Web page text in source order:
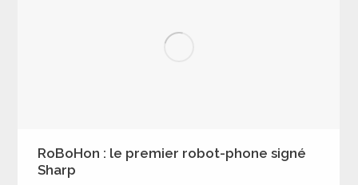
RoBoHon : le premier robot-phone signé
Sharp